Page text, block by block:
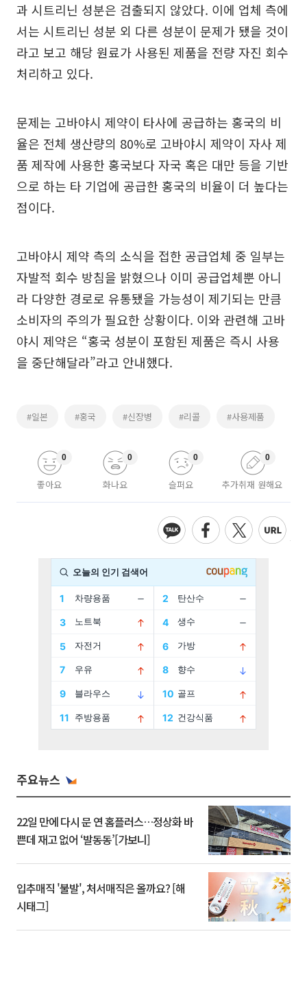
과 시트리닌 성분은 검출되지 않았다. 이에 업체 측에
서는 시트리닌 성분 외 다른 성분이 문제가 됐을 것이
라고 보고 해당 원료가 사용된 제품을 전량 자진 회수
처리하고 있다.
문제는 고바야시 제약이 타사에 공급하는 홍국의 비
율은 전체 생산량의 80%로 고바야시 제약이 자사 제
품 제작에 사용한 홍국보다 자국 혹은 대만 등을 기반
으로 하는 타 기업에 공급한 홍국의 비율이 더 높다는
점이다.
고바야시 제약 측의 소식을 접한 공급업체 중 일부는
자발적 회수 방침을 밝혔으나 이미 공급업체뿐 아니
라 다양한 경로로 유통됐을 가능성이 제기되는 만큼
소비자의 주의가 필요한 상황이다. 이와 관련해 고바
야시 제약은 “홍국 성분이 포함된 제품은 즉시 사용
을 중단해달라”라고 안내했다.
#일본 #홍국 #신장병 #리콜 #사용제품
좋아요
0
화나요
0
슬퍼요
0
추가취재 원해요
0
주요뉴스
22일 만에 다시 문 연 홈플러스…정상화 바
쁜데 재고 없어 ‘발동동’[가보니]
입추매직 '불발', 처서매직은 올까요? [해
시태그]